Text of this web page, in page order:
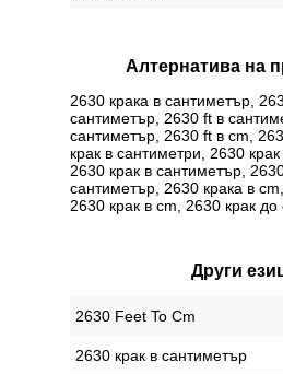
Алтернатива на
2630 крака в сантиметър,
сантиметър, 2630 ft в
сантиметър, 2630 ft в cm,
крак в сантиметри, 2630
2630 крак в сантиметър,
сантиметър, 2630 крака в
2630 крак в cm, 2630 крак до
Други
‎2630 Feet To Cm
‎2630 крак в сантиметър